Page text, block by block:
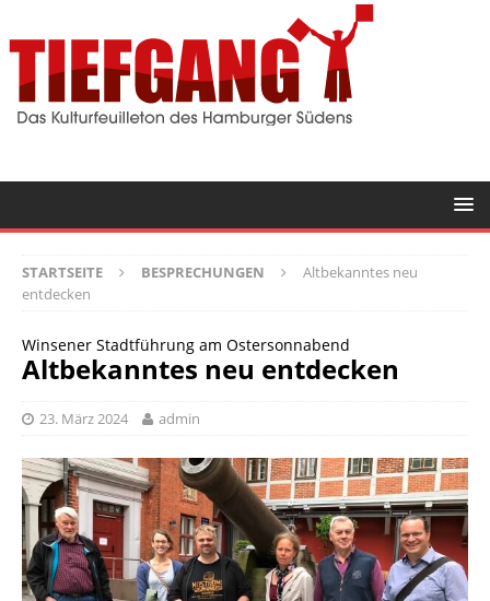
STARTSEITE BESPRECHUNGEN
Altbekanntes neu
entdecken
Winsener Stadtführung am Ostersonnabend
Altbekanntes neu entdecken
23. März 2024 admin